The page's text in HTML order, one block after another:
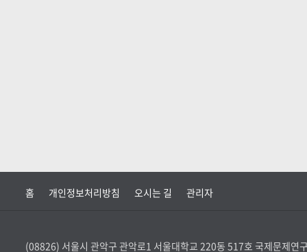
홈 개인정보처리방침 오시는 길 관리자
(08826) 서울시 관악구 관악로1 서울대학교 220동 517호 국제문제연